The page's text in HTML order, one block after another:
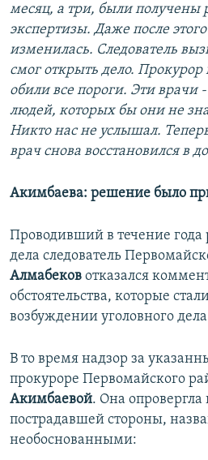
месяц, а три, были получены
экспертизы. Даже после
изменилась. Следователь
смог открыть дело.
обили все пороги. Эти врачи
людей, которых бы они не
Никто нас не услышал.
врач снова восстановился в
Акимбаева: решение было
Проводивший в течение года
дела следователь
Алмабеков отказался
обстоятельства, которые
возбуждении уголовного
В то время надзор за
прокуроре Первомайского
Акимбаевой. Она опровергла
пострадавшей стороны,
необоснованными: